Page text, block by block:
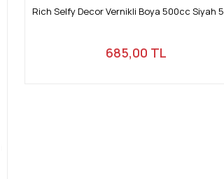
Rich Selfy Decor Vernikli Boya 500cc Siyah
685,00 TL